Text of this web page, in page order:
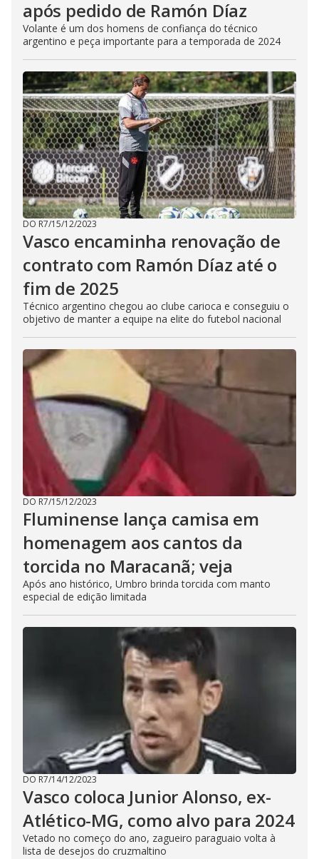
após pedido de Ramón Díaz
Volante é um dos homens de confiança do técnico
argentino e peça importante para a temporada de 2024
DO R7/15/12/2023
Vasco encaminha renovação de
contrato com Ramón Díaz até o
fim de 2025
Técnico argentino chegou ao clube carioca e conseguiu o
objetivo de manter a equipe na elite do futebol nacional
DO R7/15/12/2023
Fluminense lança camisa em
homenagem aos cantos da
torcida no Maracanã; veja
Após ano histórico, Umbro brinda torcida com manto
especial de edição limitada
DO R7/14/12/2023
Vasco coloca Junior Alonso, ex-
Atlético-MG, como alvo para 2024
Vetado no começo do ano, zagueiro paraguaio volta à
lista de desejos do cruzmaltino